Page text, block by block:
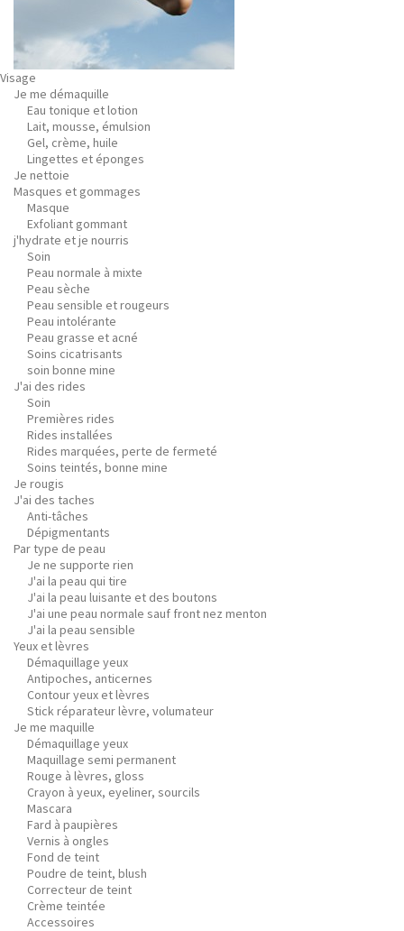
Visage
Je me démaquille
Eau tonique et lotion
Lait, mousse, émulsion
Gel, crème, huile
Lingettes et éponges
Je nettoie
Masques et gommages
Masque
Exfoliant gommant
j'hydrate et je nourris
Soin
Peau normale à mixte
Peau sèche
Peau sensible et rougeurs
Peau intolérante
Peau grasse et acné
Soins cicatrisants
soin bonne mine
J'ai des rides
Soin
Premières rides
Rides installées
Rides marquées, perte de fermeté
Soins teintés, bonne mine
Je rougis
J'ai des taches
Anti-tâches
Dépigmentants
Par type de peau
Je ne supporte rien
J'ai la peau qui tire
J'ai la peau luisante et des boutons
J'ai une peau normale sauf front nez menton
J'ai la peau sensible
Yeux et lèvres
Démaquillage yeux
Antipoches, anticernes
Contour yeux et lèvres
Stick réparateur lèvre, volumateur
Je me maquille
Démaquillage yeux
Maquillage semi permanent
Rouge à lèvres, gloss
Crayon à yeux, eyeliner, sourcils
Mascara
Fard à paupières
Vernis à ongles
Fond de teint
Poudre de teint, blush
Correcteur de teint
Crème teintée
Accessoires